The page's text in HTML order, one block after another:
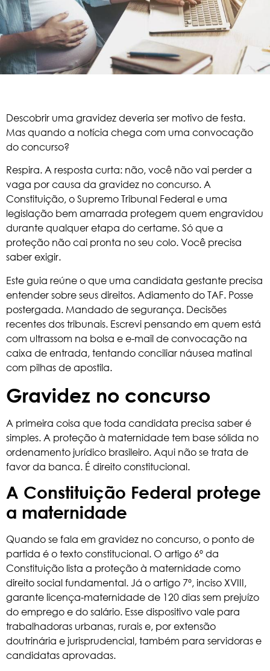
Descobrir uma gravidez deveria ser motivo de festa.
Mas quando a notícia chega com uma convocação
do concurso?
Respira. A resposta curta: não, você não vai perder a
vaga por causa da gravidez no concurso. A
Constituição, o Supremo Tribunal Federal e uma
legislação bem amarrada protegem quem engravidou
durante qualquer etapa do certame. Só que a
proteção não cai pronta no seu colo. Você precisa
saber exigir.
Este guia reúne o que uma candidata gestante precisa
entender sobre seus direitos. Adiamento doTAF. Posse
postergada. Mandado de segurança. Decisões
recentes dos tribunais. Escrevi pensando em quem está
com ultrassom na bolsa e e-mail de convocação na
caixa de entrada, tentando conciliar náusea matinal
com pilhas de apostila.
Gravidez no concurso
A primeira coisa que toda candidata precisa saber é
simples. A proteção à maternidade tem base sólida no
ordenamento jurídico brasileiro. Aqui não se trata de
favor da banca. É direito constitucional.
A Constituição Federal protege
a maternidade
Quando se fala em gravidez no concurso, o ponto de
partida é o texto constitucional. O artigo 6º da
Constituição lista a proteção à maternidade como
direito social fundamental. Já o artigo 7º, inciso XVIII,
garante licença-maternidade de 120 dias sem prejuízo
do emprego e do salário. Esse dispositivo vale para
trabalhadoras urbanas, rurais e, por extensão
doutrinária e jurisprudencial, também para servidoras e
candidatas aprovadas.